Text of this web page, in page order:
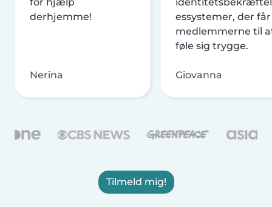
derhjemme!
Nerina
essystemer, der får
medlemmerne til
føle sig trygge.
Giovanna
Tilmeld mig!